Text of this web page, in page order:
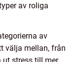
av roliga
av
välja mellan, från